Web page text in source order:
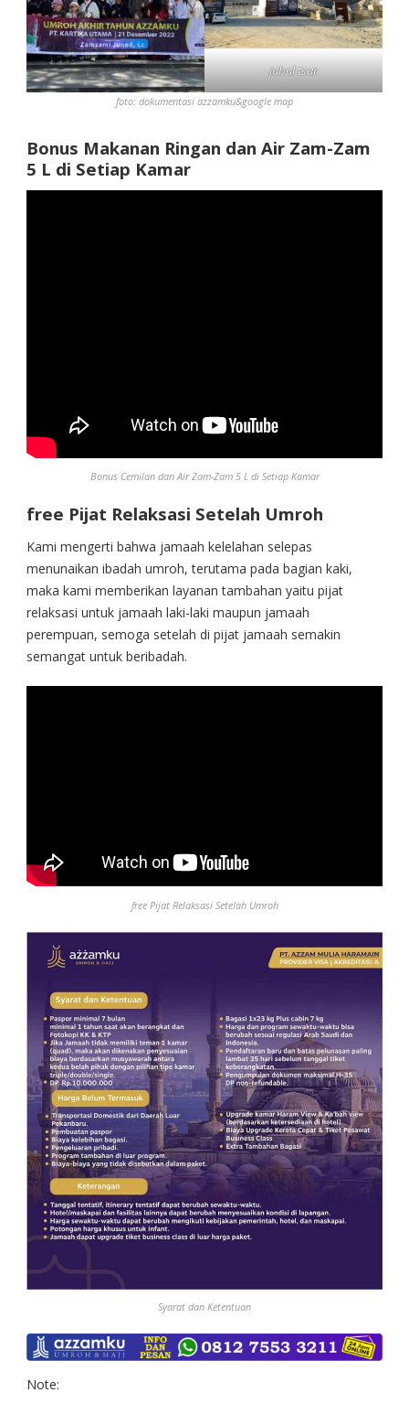
jabal tsur
foto: dokumentasi azzamku&google map
Bonus Makanan Ringan dan Air Zam-Zam
5 L di Setiap Kamar
Bonus Cemilan dan Air Zam-Zam 5 L di Setiap Kamar
free Pijat Relaksasi Setelah Umroh
Kami mengerti bahwa jamaah kelelahan selepas
menunaikan ibadah umroh, terutama pada bagian kaki,
maka kami memberikan layanan tambahan yaitu pijat
relaksasi untuk jamaah laki-laki maupun jamaah
perempuan, semoga setelah di pijat jamaah semakin
semangat untuk beribadah.
free Pijat Relaksasi Setelah Umroh
Syarat dan Ketentuan
Note: